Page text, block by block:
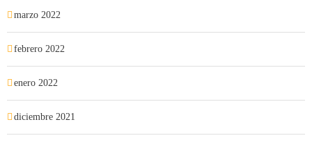
marzo 2022
febrero 2022
enero 2022
diciembre 2021